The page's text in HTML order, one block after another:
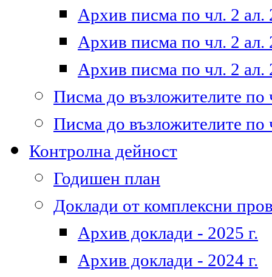
Архив писма по чл. 2 ал.
Архив писма по чл. 2 ал.
Архив писма по чл. 2 ал.
Писма до възложителите по
Писма до възложителите по
Контролна дейност
Годишен план
Доклади от комплексни
Архив доклади - 2025 г.
Архив доклади - 2024 г.